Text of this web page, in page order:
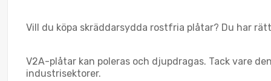
Vill du köpa skräddarsydda rostfria plåtar? Du har
V2A-plåtar kan poleras och djupdragas. Tack vare
industrisektorer.